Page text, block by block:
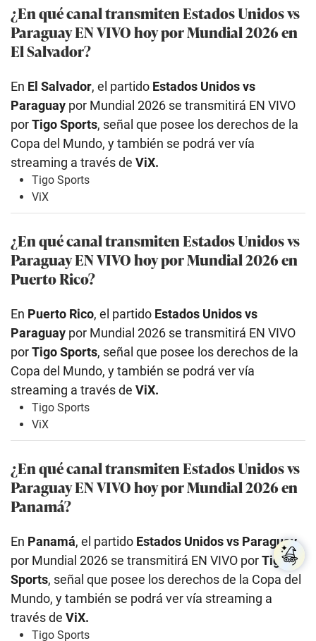
¿En qué canal transmiten Estados Unidosvs
Paraguay EN VIVO hoy por Mundial 2026 en
El Salvador?
En El Salvador, el partido Estados Unidosvs
Paraguay por Mundial 2026 se transmitirá EN VIVO
porTigo Sports, señal que posee los derechos de la
Copa del Mundo, y también se podrá ver vía
streaming a través de ViX.
Tigo Sports
ViX
¿En qué canal transmiten Estados Unidosvs
Paraguay EN VIVO hoy por Mundial 2026 en
Puerto Rico?
En Puerto Rico, el partido Estados Unidosvs
Paraguay por Mundial 2026 se transmitirá EN VIVO
porTigo Sports, señal que posee los derechos de la
Copa del Mundo, y también se podrá ver vía
streaming a través de ViX.
Tigo Sports
ViX
¿En qué canal transmiten Estados Unidosvs
Paraguay EN VIVO hoy por Mundial 2026 en
Panamá?
En Panamá, el partido Estados Unidosvs Paraguay
por Mundial 2026 se transmitirá EN VIVO porTigo
Sports, señal que posee los derechos de la Copa del
Mundo, y también se podrá ver vía streaming a
través de ViX.
Tigo Sports